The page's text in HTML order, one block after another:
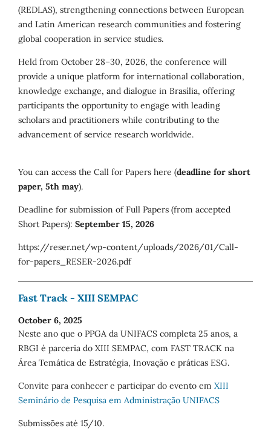
(REDLAS), strengthening connections between European
and Latin American research communities and fostering
global cooperation in service studies.
Held from October 28–30, 2026, the conference will
provide a unique platform for international collaboration,
knowledge exchange, and dialogue in Brasília, offering
participants the opportunity to engage with leading
scholars and practitioners while contributing to the
advancement of service research worldwide.
You can access the Call for Papers here (deadline for short
paper, 5th may).
Deadline for submission of Full Papers (from accepted
Short Papers): September 15, 2026
https://reser.net/wp-content/uploads/2026/01/Call-
for-papers_RESER-2026.pdf
Fast Track - XIII SEMPAC
October 6, 2025
Neste ano que o PPGA da UNIFACS completa 25 anos, a
RBGI é parceria do XIII SEMPAC, com FAST TRACK na
Área Temática de Estratégia, Inovação e práticas ESG.
Convite para conhecer e participar do evento em XIII
Seminário de Pesquisa em Administração UNIFACS
Submissões até 15/10.